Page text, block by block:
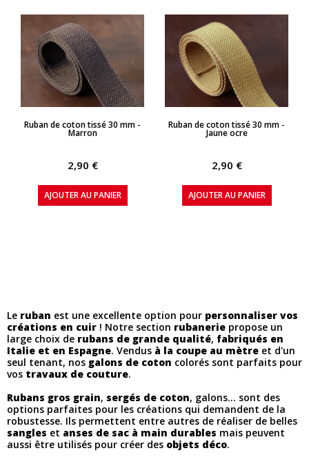
APERÇU RAPIDE
Ruban de coton tissé 30 mm -
Marron
2,90 €
AJOUTER AU PANIER
APERÇU RAPIDE
Ruban de coton tissé 30 mm -
Jaune ocre
2,90 €
AJOUTER AU PANIER
Le ruban est une excellente option pour personnaliser vos
créations en cuir ! Notre section rubanerie propose un
large choix de rubans de grande qualité, fabriqués en
Italie et en Espagne. Vendus à la coupe au mètre et d'un
seul tenant, nos galons de coton colorés sont parfaits pour
vos travaux de couture.
Rubans gros grain, sergés de coton, galons... sont des
options parfaites pour les créations qui demandent de la
robustesse. Ils permettent entre autres de réaliser de belles
sangles et anses de sac à main durables mais peuvent
aussi être utilisés pour créer des objets déco.